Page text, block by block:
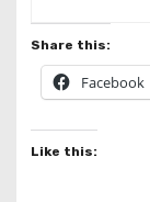
Share this:
Facebook
Like this: